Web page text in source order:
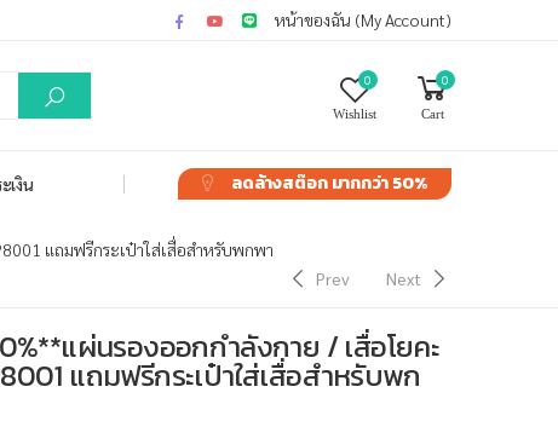
หน้าของฉัน (My Account)
0
Wishlist
0
Cart
เงิน ลดล้างสต๊อกมากกว่า 50%
แถมฟรีกระเป๋าใส่เสื่อสำหรับพกพา
Prev
Next
แผ่นรองออกกำลังกาย / เสื่อโยคะ
แถมฟรีกระเป๋าใส่เสื่อสำหรับพก